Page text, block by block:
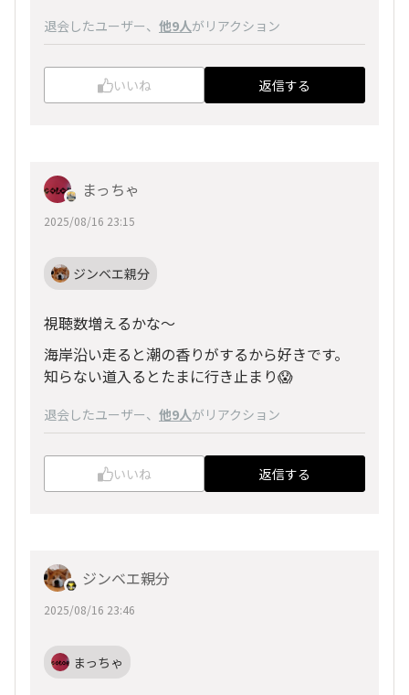
退会したユーザー、 他9人がリアクション
いいね 返信する
まっちゃ
2025/08/16 23:15
ジンベエ親分
視聴数増えるかな〜
海岸沿い走ると潮の香りがするから好きです。
知らない道入るとたまに行き止まり😱
退会したユーザー、 他9人がリアクション
いいね 返信する
ジンベエ親分
2025/08/16 23:46
まっちゃ